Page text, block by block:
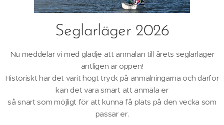
Seglarläger 2026
Nu meddelar vi med glädje att anmälan till årets seglarläger
äntligen är öppen!
Historiskt har det varit högt tryck på anmälningarna och därför
kan det vara smart att anmäla er
så snart som möjligt för att kunna få plats på den vecka som
passar er.